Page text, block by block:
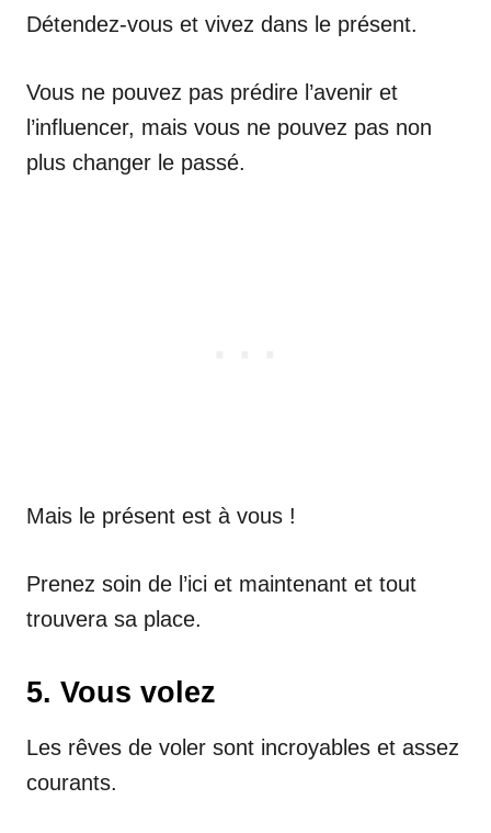
Détendez-vous et vivez dans le présent.
Vous ne pouvez pas prédire l’avenir et
l’influencer, mais vous ne pouvez pas non
plus changer le passé.
Mais le présent est à vous !
Prenez soin de l’ici et maintenant et tout
trouvera sa place.
5. Vous volez
Les rêves de voler sont incroyables et assez
courants.